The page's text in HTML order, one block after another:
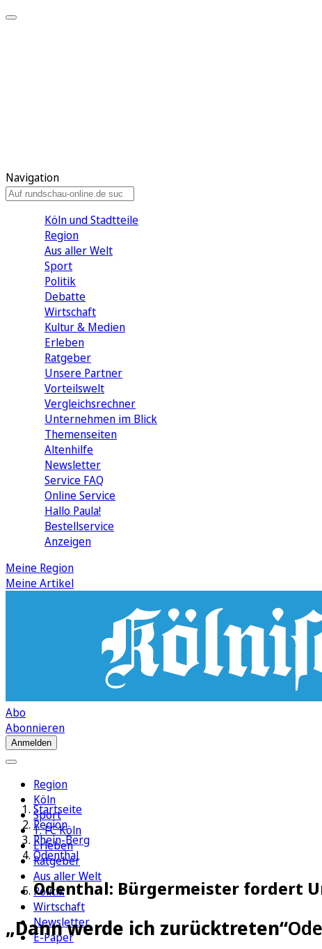
Navigation
Köln und Stadtteile
Region
Aus aller Welt
Sport
Politik
Debatte
Wirtschaft
Kultur & Medien
Erleben
Ratgeber
Unsere Partner
Vorteilswelt
Vergleichsrechner
Unternehmen im Blick
Themenseiten
Altenhilfe
Newsletter
Service FAQ
Online Service
Hallo Paula!
Bestellservice
Anzeigen
Meine Region
Meine Artikel
Abo
Abonnieren
Anmelden
Region
Köln
Sport
1. FC Köln
Erleben
Ratgeber
Aus aller Welt
Politik
Wirtschaft
Newsletter
E-Paper
Startseite
Region
Rhein-Berg
Odenthal
Odenthal: Bürgermeister fordert
„Dann werde ich zurücktreten“